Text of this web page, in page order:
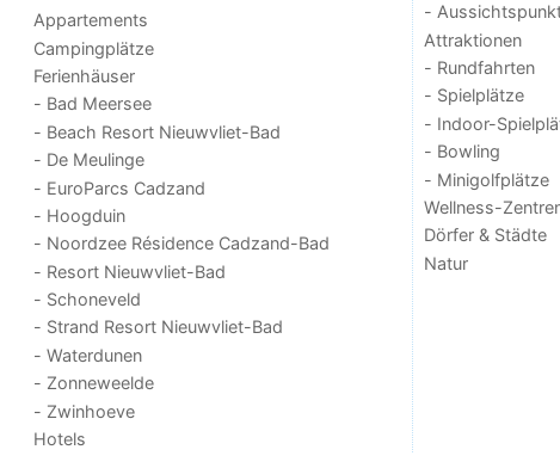
Appartements
Campingplätze
Ferienhäuser
- Bad Meersee
- Beach Resort Nieuwvliet-Bad
- De Meulinge
- EuroParcs Cadzand
- Hoogduin
- Noordzee Résidence Cadzand-Bad
- Resort Nieuwvliet-Bad
- Schoneveld
- Strand Resort Nieuwvliet-Bad
- Waterdunen
- Zonneweelde
- Zwinhoeve
Hotels
-
Attraktionen
- Rundfahrten
- Spielplätze
- Indoor-
- Bowling
- Minigolfplätze
Wellness-
Dörfer & Städte
Natur